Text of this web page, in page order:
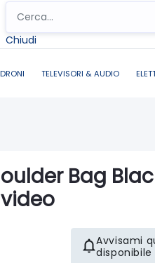
Chiudi
TELEVISORI & AUDIO
Bag
Avvisami
disponibile